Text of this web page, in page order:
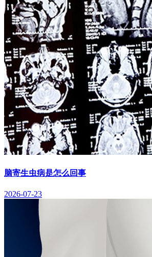
脑寄生虫病是怎么回事
2026-07-23